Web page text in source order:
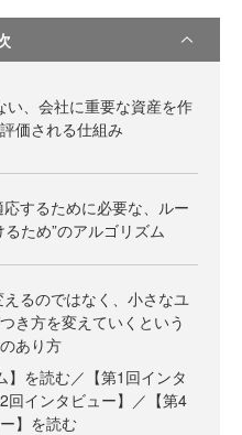
い、会社に重要な資産を作
価される仕組み
するために必要な、ルー
るため”のアルゴリズム
るのではなく、小さなユ
き方を変えていくという
あり方
】を読む／【第1回インタ
回インタビュー】／【第4
】を読む